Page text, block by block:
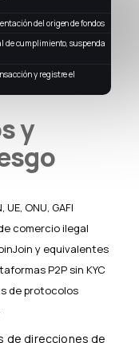
del origen de fondos
ONU, GAFI
comercio ilegal
y equivalentes
P2P sin KYC